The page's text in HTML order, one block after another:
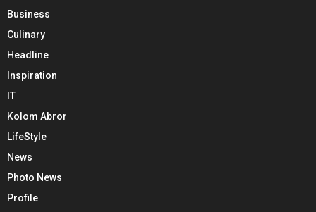
Business
Culinary
Headline
Inspiration
IT
Kolom Abror
LifeStyle
News
Photo News
Profile